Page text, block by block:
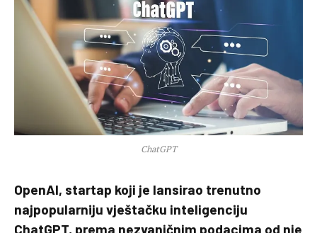
ChatGPT
OpenAI, startap koji je lansirao trenutno
najpopularniju vještačku inteligenciju
ChatGPT, prema nezvaničnim podacima od nje